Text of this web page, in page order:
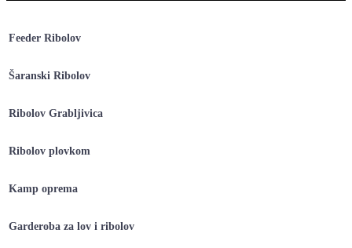
Feeder Ribolov
Šaranski Ribolov
Ribolov Grabljivica
Ribolov plovkom
Kamp oprema
Garderoba za lov i ribolov